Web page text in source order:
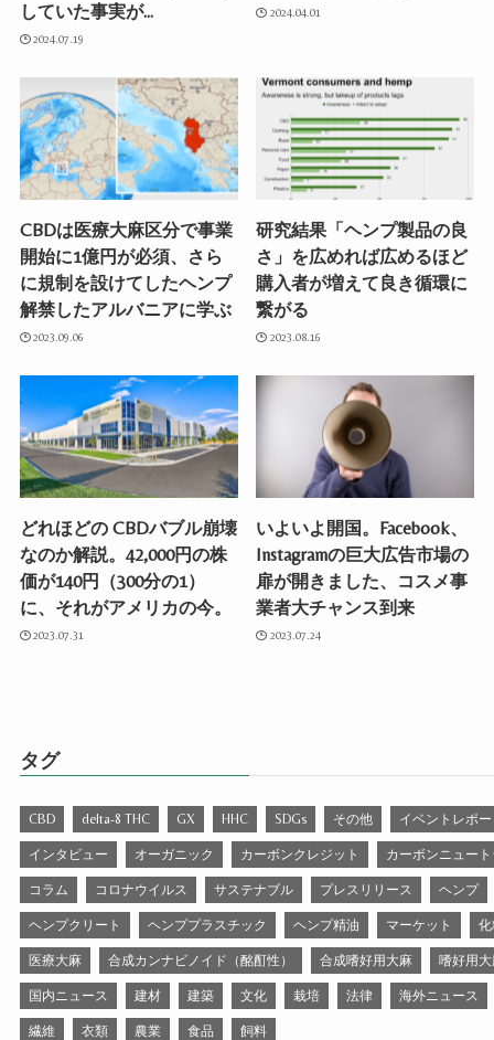
していた事実が…
2024.07.19
2024.04.01
CBDは医療大麻区分で事業
開始に1億円が必須、さら
に規制を設けてしたヘンプ
解禁したアルバニアに学ぶ
2023.09.06
研究結果「ヘンプ製品の良
さ」を広めれば広めるほど
購入者が増えて良き循環に
繋がる
2023.08.16
どれほどの CBDバブル崩壊
なのか解説。42,000円の株
価が140円（300分の1）
に、それがアメリカの今。
2023.07.31
いよいよ開国。Facebook、
Instagramの巨大広告市場の
扉が開きました、コスメ事
業者大チャンス到来
2023.07.24
タグ
CBD delta-8 THC GX HHC SDGs その他 イベントレポ
インタビュー オーガニック カーボンクレジット カーボンニュー
コラム コロナウイルス サステナブル プレスリリース ヘンプ
ヘンプクリート ヘンププラスチック ヘンプ精油 マーケット
医療大麻 合成カンナビノイド（酩酊性） 合成嗜好用大麻 嗜好用
国内ニュース 建材 建築 文化 栽培 法律 海外ニュース
繊維 衣類 農業 食品 飼料